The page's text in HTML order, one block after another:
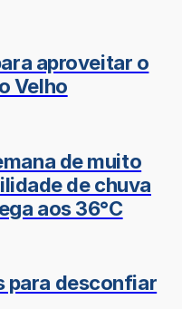
aproveitar o
Velho
de muito
de chuva
aos 36°C
para desconfiar